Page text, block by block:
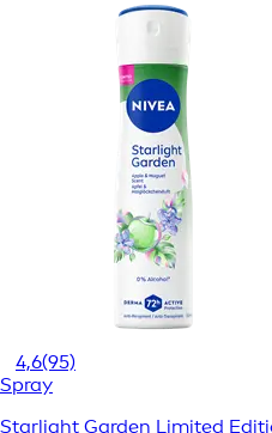
4,6(95)
Spray
Starlight Garden Limited